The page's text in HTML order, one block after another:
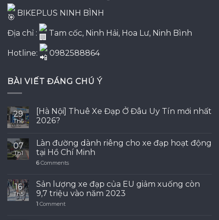
BIKEPLUS NINH BÌNH
Địa chỉ : Tam cốc, Ninh Hải, Hoa Lư, Ninh Bình
Hotline: 0982588864
BÀI VIẾT ĐÁNG CHÚ Ý
29
Th6
[Hà Nội] Thuê Xe Đạp Ở Đâu Uy Tín mới nhất
2026?
07
Th1
Làn đường dành riêng cho xe đạp hoạt động
tại Hồ Chí Minh
6Comments
16
Th5
Sản lượng xe đạp của EU giảm xuống còn
9,7 triệu vào năm 2023
1 Comment